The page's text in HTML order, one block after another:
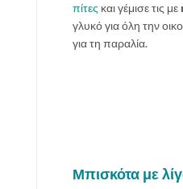
πίτες και γέμισε τις με
γλυκό για όλη την
για τη παραλία.
Μπισκότα με